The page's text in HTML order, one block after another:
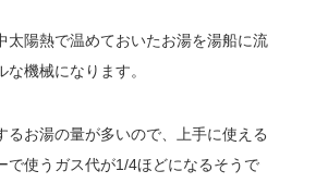
太陽熱で温めておいたお湯を湯船に流
な機械になります。
るお湯の量が多いので、上手に使える
で使うガス代が1/4ほどになるそうで